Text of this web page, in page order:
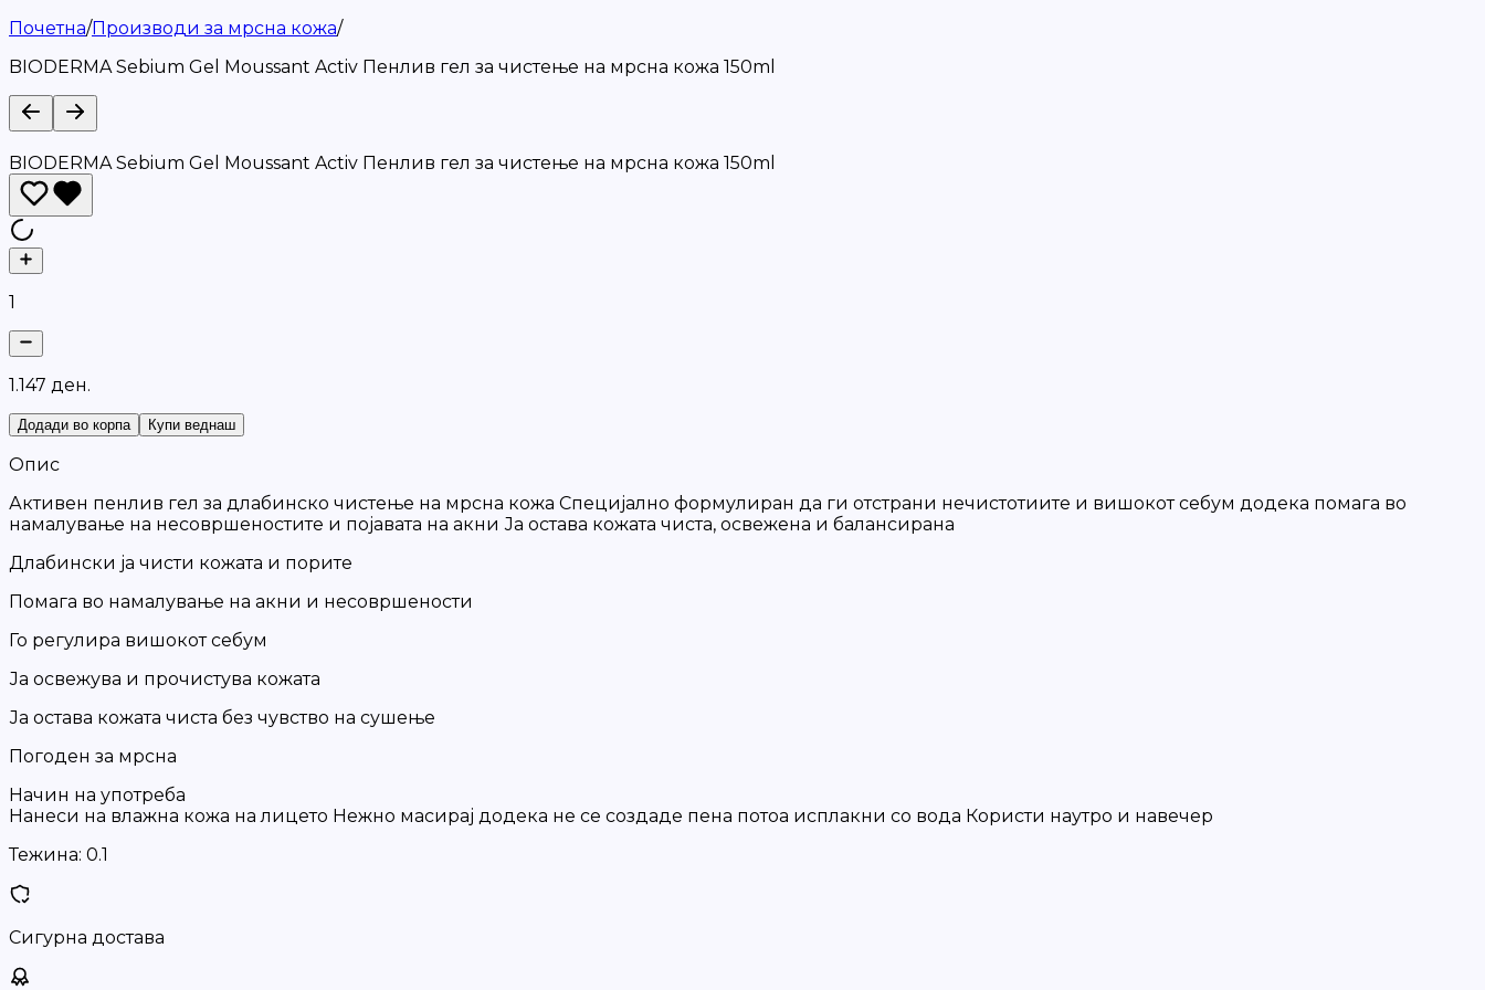
Почетна/Производи за мрсна кожа/
BIODERMA Sebium Gel Moussant Activ Пенлив гел за чистење на мрсна кожа 150ml
BIODERMA Sebium Gel Moussant Activ Пенлив гел за чистење на мрсна кожа 150ml
1
1.147 ден.
Додади во корпа Купи веднаш
Опис
Активен пенлив гел за длабинско чистење на мрсна кожа Специјално формулиран да ги отстрани нечистотиите и вишокот себум додека помага во
намалување на несовршеностите и појавата на акни Ја остава кожата чиста, освежена и балансирана
Длабински ја чисти кожата и порите
Помага во намалување на акни и несовршености
Го регулира вишокот себум
Ја освежува и прочистува кожата
Ја остава кожата чиста без чувство на сушење
Погоден за мрсна
Начин на употреба
Нанеси на влажна кожа на лицето Нежно масирај додека не се создаде пена потоа исплакни со вода Користи наутро и навечер
Тежина: 0.1
Сигурна достава